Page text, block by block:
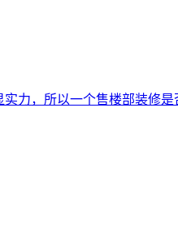
力，所以一个售楼部装修